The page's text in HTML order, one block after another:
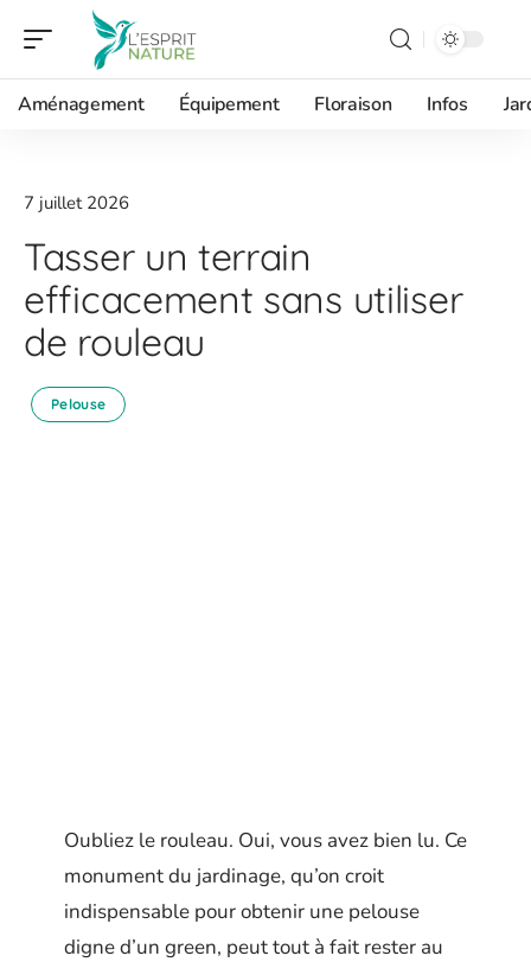
Aménagement Équipement Floraison Infos
7 juillet 2026
Tasser un terrain
efficacement sans utiliser
de rouleau
Pelouse
Oubliez le rouleau. Oui, vous avez bien lu. Ce
monument du jardinage, qu’on croit
indispensable pour obtenir une pelouse
digne d’un green, peut tout à fait rester au